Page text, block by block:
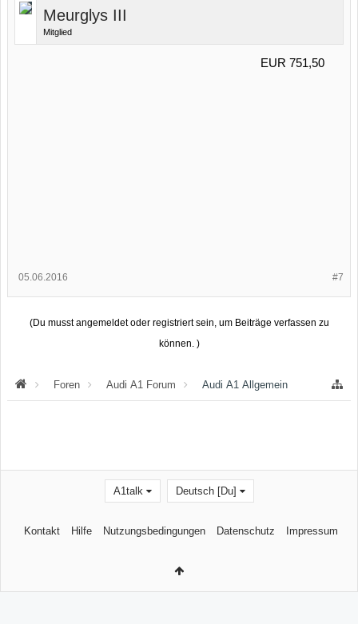
Meurglys III
Mitglied
EUR 751,50
#7
05.06.2016
(Du musst angemeldet oder registriert sein, um Beiträge verfassen zu
können. )
Foren Audi A1 Forum Audi A1 Allgemein
A1talk Deutsch [Du]
Kontakt Hilfe Nutzungsbedingungen Datenschutz Impressum